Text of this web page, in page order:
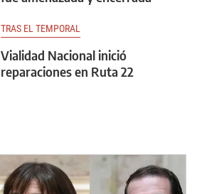
TRAS EL TEMPORAL
Vialidad Nacional inició
reparaciones en Ruta 22